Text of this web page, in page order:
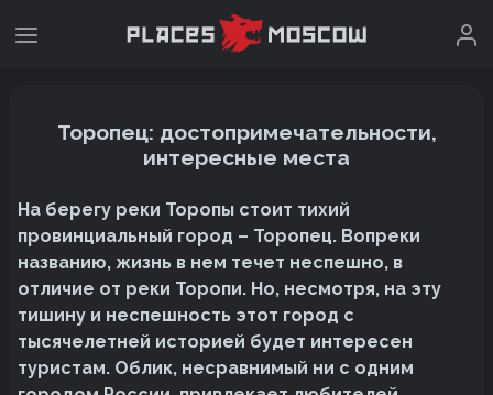
Торопец: достопримечательности,
интересные места
На берегу реки Торопы стоит тихий
провинциальный город – Торопец. Вопреки
названию, жизнь в нем течет неспешно, в
отличие от реки Торопи. Но, несмотря, на эту
тишину и неспешность этот город с
тысячелетней историей будет интересен
туристам. Облик, несравнимый ни с одним